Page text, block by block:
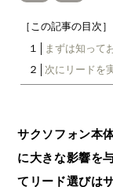
［この記事の目次］
１│
まずは知って
２│ 次にリードを実際
サクソフォン本
に大きな影響を
てリード選びは